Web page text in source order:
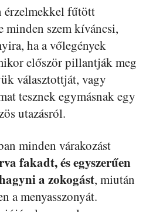
érzelmekkel fűtött
szem kíváncsi,
ha a vőlegények
először pillantják meg
választottját, vagy
tesznek egymásnak egy
utazásról.
minden várakozást
fakadt, és egyszerűen
a zokogást, miután
a menyasszonyát.